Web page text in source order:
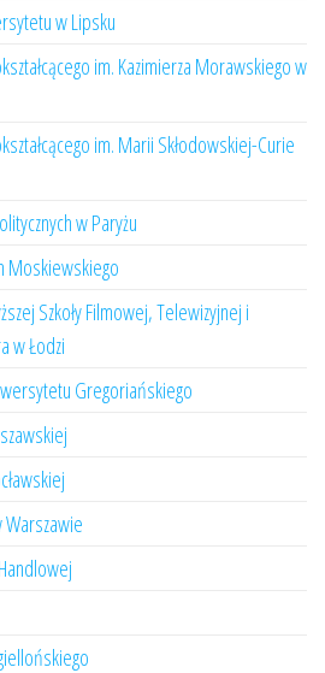
w Lipsku
im. Kazimierza Morawskiego w
im. Marii Skłodowskiej-Curie
w Paryżu
Moskiewskiego
Szkoły Filmowej, Telewizyjnej i
w Łodzi
Gregoriańskiego
Warszawie